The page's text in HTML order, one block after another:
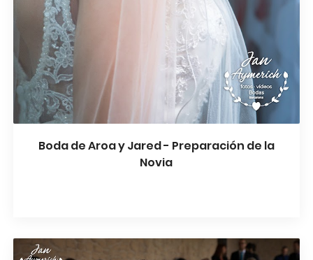
Boda de Aroa y Jared - Preparación de la
Novia